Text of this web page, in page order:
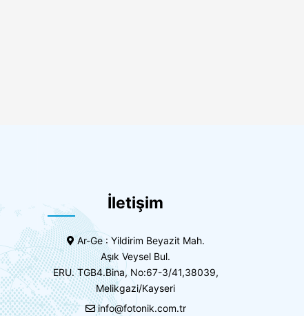
İletişim
Ar-Ge : Yildirim Beyazit Mah.
Aşık Veysel Bul.
ERU. TGB4.Bina, No:67-3/41,38039,
Melikgazi/Kayseri
info@fotonik.com.tr